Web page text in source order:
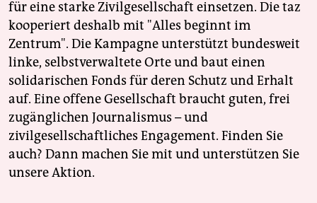
für eine starke Zivilgesellschaft einsetzen. Die taz
kooperiert deshalb mit "Alles beginnt im
Zentrum". Die Kampagne unterstützt bundesweit
linke, selbstverwaltete Orte und baut einen
solidarischen Fonds für deren Schutz und Erhalt
auf. Eine offene Gesellschaft braucht guten, frei
zugänglichen Journalismus – und
zivilgesellschaftliches Engagement. Finden Sie
auch? Dann machen Sie mit und unterstützen Sie
unsere Aktion.